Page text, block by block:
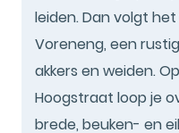
leiden. Dan volgt
Voreneng, een
akkers en weiden.
Hoogstraat loop je
brede, beuken- en